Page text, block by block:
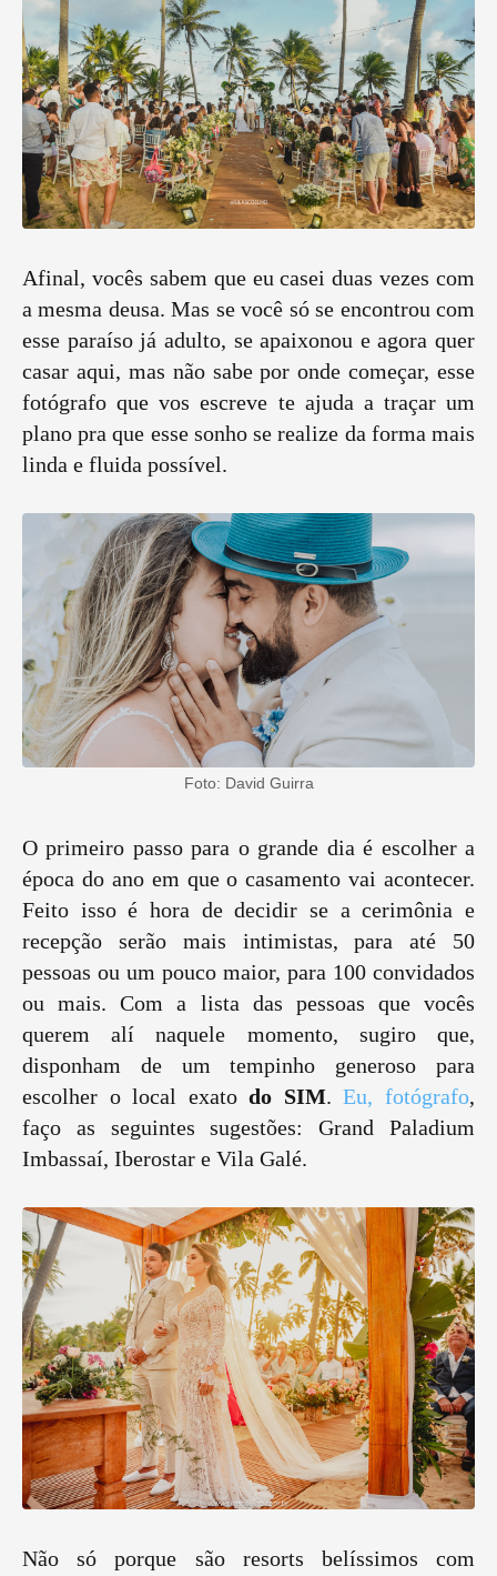
Afinal, vocês sabem que eu casei duas vezes com
a mesma deusa. Mas se você só se encontrou com
esse paraíso já adulto, se apaixonou e agora quer
casar aqui, mas não sabe por onde começar, esse
fotógrafo que vos escreve te ajuda a traçar um
plano pra que esse sonho se realize da forma mais
linda e fluida possível.
Foto: David Guirra
O primeiro passo para o grande dia é escolher a
época do ano em que o casamento vai acontecer.
Feito isso é hora de decidir se a cerimônia e
recepção serão mais intimistas, para até 50
pessoas ou um pouco maior, para 100 convidados
ou mais. Com a lista das pessoas que vocês
querem alí naquele momento, sugiro que,
disponham de um tempinho generoso para
escolher o local exatodo SIM.Eu, fotógrafo,
faço as seguintes sugestões: Grand Paladium
Imbassaí, Iberostar e Vila Galé.
Não só porque são resorts belíssimos com